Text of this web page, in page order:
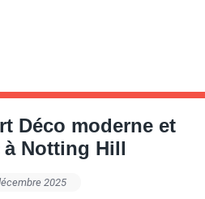
Déco moderne et
Notting Hill
2025